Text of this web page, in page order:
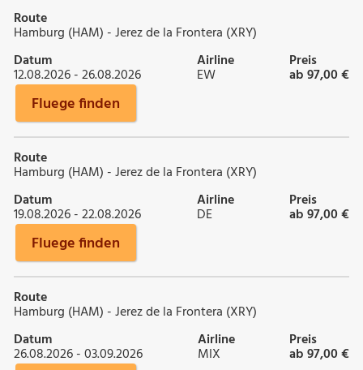
Route
Hamburg (HAM) - Jerez de la Frontera (XRY)
Datum
12.08.2026 - 26.08.2026
Airline
EW
Preis
ab 97,00 €
Fluege finden
Route
Hamburg (HAM) - Jerez de la Frontera (XRY)
Datum
19.08.2026 - 22.08.2026
Airline
DE
Preis
ab 97,00 €
Fluege finden
Route
Hamburg (HAM) - Jerez de la Frontera (XRY)
Datum
26.08.2026 - 03.09.2026
Airline
MIX
Preis
ab 97,00 €